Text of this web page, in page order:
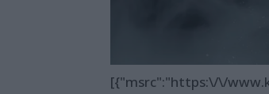
[{"msrc":"https:\/\/